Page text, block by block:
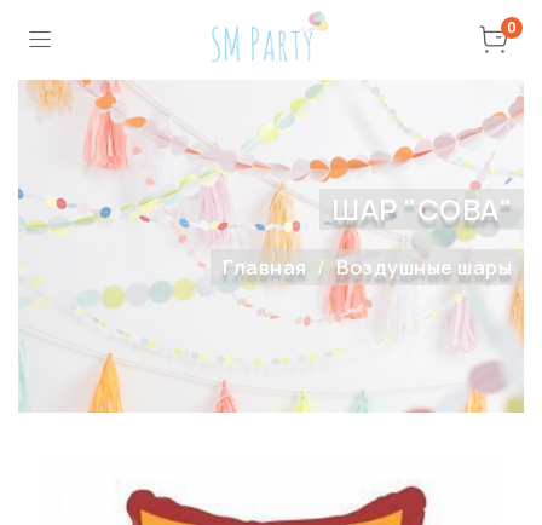
0
ШАР "СОВА"
Главная Воздушные шары